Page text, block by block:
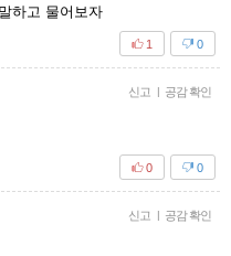
하고 물어보자
0
1
신고 | 공감 확인
0
0
신고 | 공감 확인